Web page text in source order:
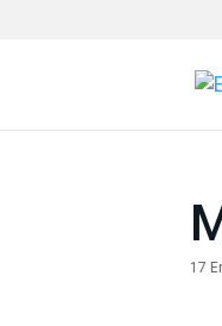
17